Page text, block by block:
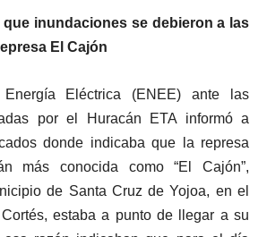
que inundaciones se debieron a las
El Cajón
Eléctrica (ENEE) ante las
por el Huracán ETA informó a
donde indicaba que la represa
más conocida como “El Cajón”,
de Santa Cruz de Yojoa, en el
estaba a punto de llegar a su